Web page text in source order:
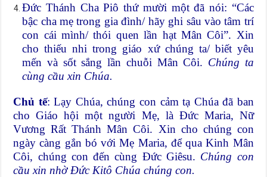
Đức Thánh Cha Piô thứ mười một đã nói: “Các
bậc cha mẹ trong gia đình/ hãy ghi sâu vào tâm trí
con cái mình/ thói quen lần hạt Mân Côi”. Xin
cho thiếu nhi trong giáo xứ chúng ta/ biết yêu
mến và sốt sắng lần chuỗi Mân Côi. Chúng ta
cùng cầu xin Chúa.
Chủ tế: Lạy Chúa, chúng con cảm tạ Chúa đã ban
cho Giáo hội một người Mẹ, là Đức Maria, Nữ
Vương Rất Thánh Mân Côi. Xin cho chúng con
ngày càng gắn bó với Mẹ Maria, để qua Kinh Mân
Côi, chúng con đến cùng Đức Giêsu. Chúng con
cầu xin nhờ Đức Kitô Chúa chúng con.